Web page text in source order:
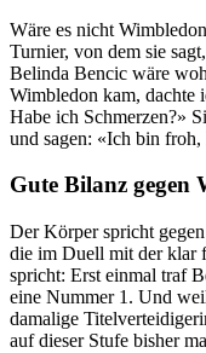
Wäre es nicht
Turnier, von dem sie
Belinda Bencic wäre
Wimbledon kam, dachte
Habe ich Schmerzen?»
und sagen: «Ich bin
Gute Bilanz gegen
Der Körper spricht
die im Duell mit der klar
spricht: Erst einmal traf
eine Nummer 1. Und
damalige
auf dieser Stufe bisher